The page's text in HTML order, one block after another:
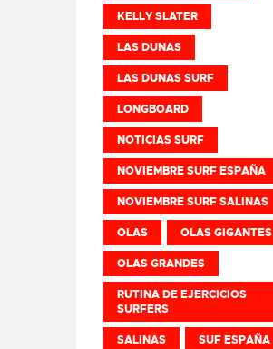
KELLY SLATER
LAS DUNAS
LAS DUNAS SURF
LONGBOARD
NOTICIAS SURF
NOVIEMBRE SURF ESPAÑA
NOVIEMBRE SURF SALINAS
OLAS OLAS GIGANTES
OLAS GRANDES
RUTINA DE EJERCICIOS
SURFERS
SALINAS SUF ESPAÑA